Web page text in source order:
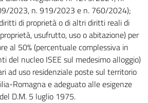
2023, n. 919/2023 e n. 760/2024);
di proprietà o di altri diritti reali di
usufrutto, uso o abitazione) per
al 50% (percentuale complessiva in
del nucleo ISEE sul medesimo alloggio)
ad uso residenziale poste sul territorio
Romagna e adeguato alle esigenze
D.M. 5 luglio 1975.